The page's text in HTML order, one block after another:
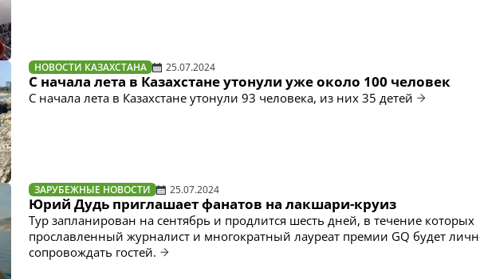
НОВОСТИ КАЗАХСТАНА 25.07.2024
С начала лета в Казахстане утонули уже около 100 человек
С начала лета в Казахстане утонули 93 человека, из них 35 детей
ЗАРУБЕЖНЫЕ НОВОСТИ 25.07.2024
Юрий Дудь приглашает фанатов на лакшари-круиз
Тур запланирован на сентябрь и продлится шесть дней, в течение которых
прославленный журналист и многократный лауреат премии GQ будет
сопровождать гостей.